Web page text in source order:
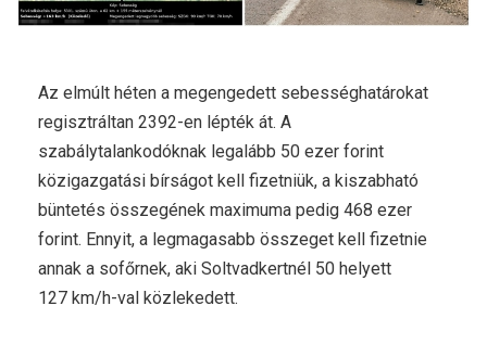
Az elmúlt héten a megengedett sebességhatárokat
regisztráltan 2392-en lépték át. A
szabálytalankodóknak legalább 50 ezer forint
közigazgatási bírságot kell fizetniük, a kiszabható
büntetés összegének maximuma pedig 468 ezer
forint. Ennyit, a legmagasabb összeget kell fizetnie
annak a sofőrnek, aki Soltvadkertnél 50 helyett
127 km/h-val közlekedett.